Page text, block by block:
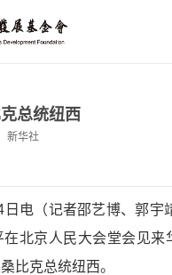
总统纽西
新华社
日电（记者邵艺博、郭宇
北京人民大会堂会见来
比克总统纽西。